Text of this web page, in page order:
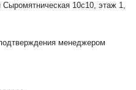
10с10, этаж 1,
менеджером